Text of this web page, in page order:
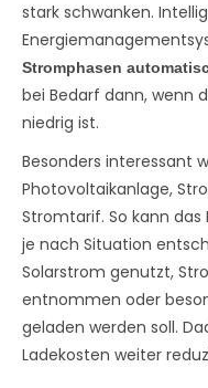
stark schwanken.
Stromphasen
bei Bedarf dann, wenn
niedrig ist.
Besonders interessant
Photovoltaikanlage,
Stromtarif. So kann
je nach Situation
Solarstrom genutzt,
entnommen oder
geladen werden soll.
Ladekosten weiter